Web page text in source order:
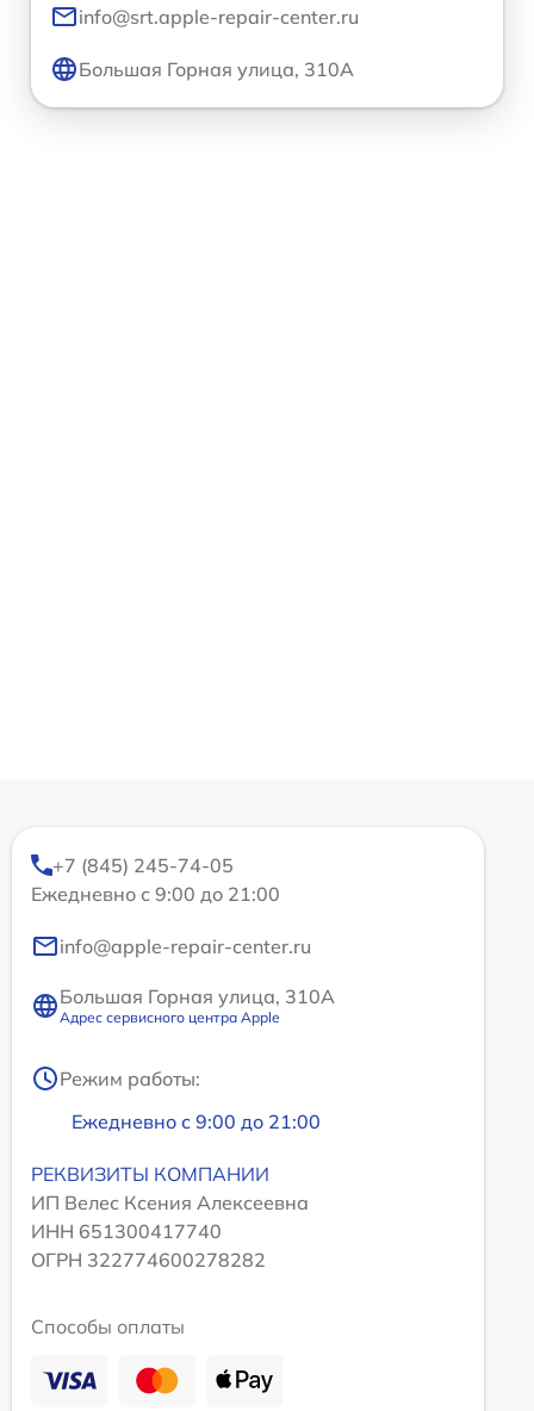
info@srt.apple-repair-center.ru
Большая Горная улица, 310А
+7 (845) 245-74-05
Ежедневно с 9:00 до 21:00
info@apple-repair-center.ru
Большая Горная улица, 310А
Адрес сервисного центра Apple
Режим работы:
Ежедневно с 9:00 до 21:00
РЕКВИЗИТЫ КОМПАНИИ
ИП Велес Ксения Алексеевна
ИНН 651300417740
ОГРН 322774600278282
Способы оплаты